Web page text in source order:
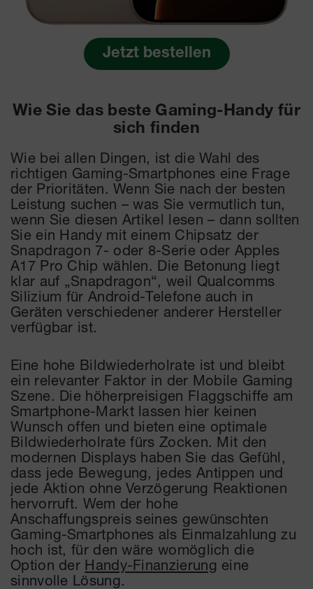
Jetzt bestellen
Wie Sie das beste Gaming-Handy für
sich finden
Wie bei allen Dingen, ist die Wahl des
richtigen Gaming-Smartphones eine Frage
der Prioritäten. Wenn Sie nach der besten
Leistung suchen – was Sie vermutlich tun,
wenn Sie diesen Artikel lesen – dann sollten
Sie ein Handy mit einem Chipsatz der
Snapdragon 7- oder 8-Serie oder Apples
A17 Pro Chip wählen. Die Betonung liegt
klar auf „Snapdragon“, weil Qualcomms
Silizium für Android-Telefone auch in
Geräten verschiedener anderer Hersteller
verfügbar ist.
Eine hohe Bildwiederholrate ist und bleibt
ein relevanter Faktor in der Mobile Gaming
Szene. Die höherpreisigen Flaggschiffe am
Smartphone-Markt lassen hier keinen
Wunsch offen und bieten eine optimale
Bildwiederholrate fürs Zocken. Mit den
modernen Displays haben Sie das Gefühl,
dass jede Bewegung, jedes Antippen und
jede Aktion ohne Verzögerung Reaktionen
hervorruft. Wem der hohe
Anschaffungspreis seines gewünschten
Gaming-Smartphones als Einmalzahlung zu
hoch ist, für den wäre womöglich die
Option der Handy-Finanzierung eine
sinnvolle Lösung.